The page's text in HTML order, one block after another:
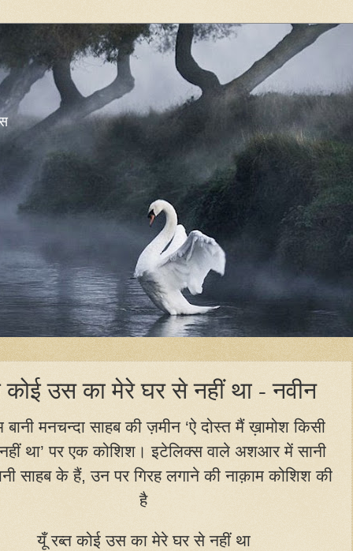
कोई उस का मेरे घर से नहीं था - नवीन
बानी मनचन्दा साहब की ज़मीन ‘ऐ दोस्त मैं ख़ामोश किसी
था’ पर एक कोशिश। इटेलिक्स वाले अशआर में सानी
साहब के हैं,उन पर गिरह लगाने की नाक़ाम कोशिश की
है
यूँ रब्त कोई उस का मेरे घर से नहीं था